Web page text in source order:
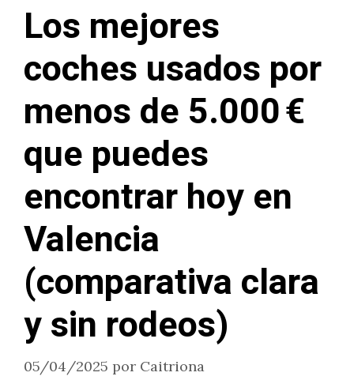
Los mejores
coches usados por
menos de 5.000 €
que puedes
encontrar hoy en
Valencia
(comparativa clara
y sin rodeos)
05/04/2025 por Caitriona